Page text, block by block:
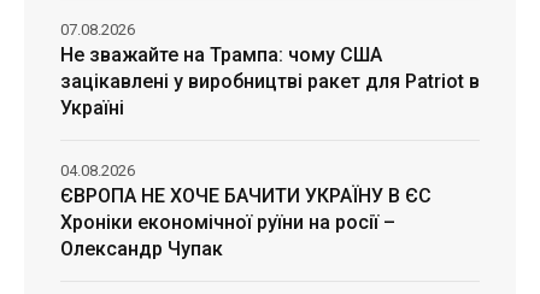
Не зважайте на Трампа: чому США
зацікавлені у виробництві ракет для Patriot в
Україні
07.08.2026
ЄВРОПА НЕ ХОЧЕ БАЧИТИ УКРАЇНУ В ЄС
Хроніки економічної руїни на росії –
Олександр Чупак
04.08.2026